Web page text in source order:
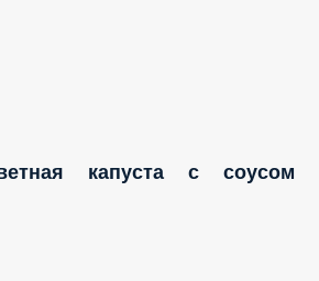
капуста с соусом